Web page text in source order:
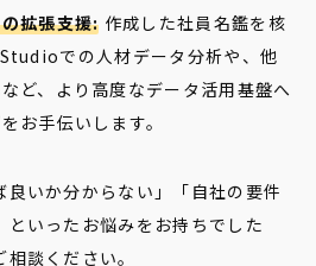
拡張支援: 作成した社員名鑑を核
での人材データ分析や、他
ど、より高度なデータ活用基盤へ
お手伝いします。
良いか分からない」「自社の要件
といったお悩みをお持ちでした
談ください。